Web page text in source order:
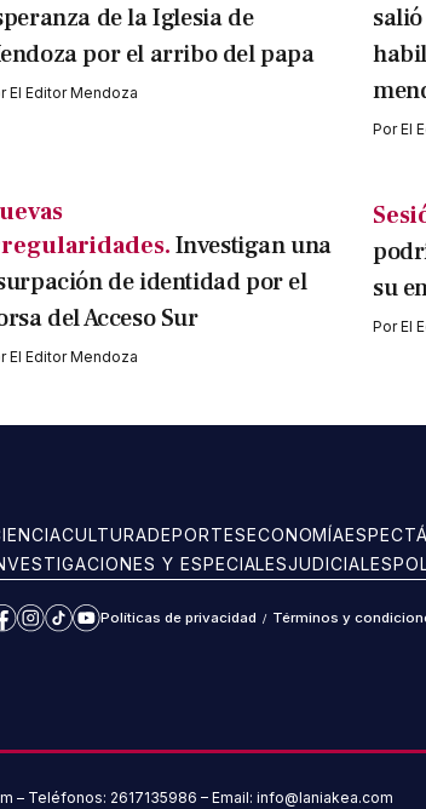
de la Iglesia de
por el arribo del papa
El Editor Mendoza
PorEl
Investigan una
de identidad por el
del Acceso Sur
El Editor Mendoza
su
PorEl
CULTURADEPORTESECONOMÍA
Y ESPECIALESJUDICIALES
Facebook
Instagram
TikTokYouTube
Políticas de privacidad / Términos y
Teléfonos: 2617135986 – Email: info@laniakea.com